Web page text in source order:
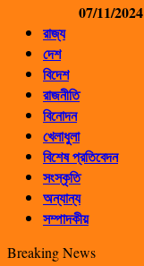
07/11/2024
রাজ্য
দেশ
বিদেশ
রাজনীতি
বিনোদন
খেলাধুলা
বিশেষ প্রতিবেদন
সংস্কৃতি
অন্যান্য
সম্পাদকীয়
Breaking News